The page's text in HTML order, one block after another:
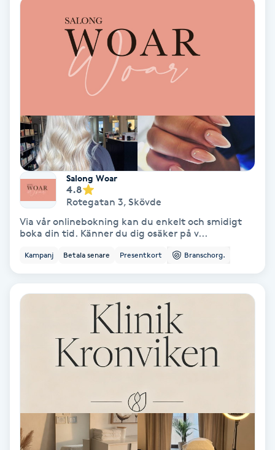
Bambumassage
Barber
Barnklippning
BIAB
Bottenfärg
Brynformning
Bröllopsuppsättning
Salong Woar
4.8
Rotegatan 3, Skövde
Via vår onlinebokning kan du enkelt och smidigt
boka din tid. Känner du dig osäker på v...
Kampanj Betala senare Presentkort Branschorg.